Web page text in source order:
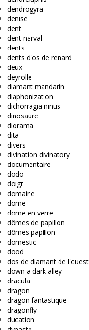
dendrogyra
denise
dent
dent narval
dents
dents d'os de renard
deux
deyrolle
diamant mandarin
diaphonization
dichorragia ninus
dinosaure
diorama
dita
divers
divination divinatory
documentaire
dodo
doigt
domaine
dome
dome en verre
dômes de papillon
dômes papillon
domestic
dood
dos de diamant de l'ouest
down a dark alley
dracula
dragon
dragon fantastique
dragonfly
ducation